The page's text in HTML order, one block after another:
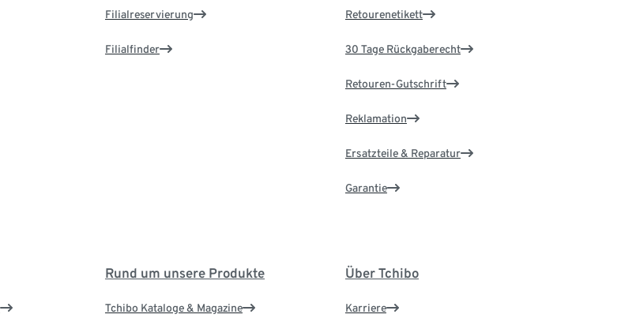
Filialreservierung
Filialfinder
Retourenetikett
30 Tage Rückgaberecht
Retouren-Gutschrift
Reklamation
Ersatzteile & Reparatur
Garantie
Rund um unsere Produkte
Tchibo Kataloge & Magazine
Über Tchibo
Karriere